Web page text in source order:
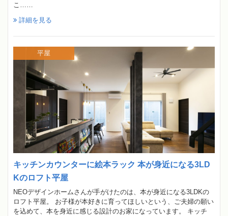
こ……
詳細を見る
キッチンカウンターに絵本ラック 本が身近になる3LD
Kのロフト平屋
NEOデザインホームさんが手がけたのは、本が身近になる3LDKの
ロフト平屋。 お子様が本好きに育ってほしいという、ご夫婦の願い
を込めて、本を身近に感じる設計のお家になっています。 キッチ
平屋